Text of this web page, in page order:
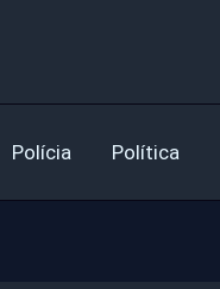
Polícia Política